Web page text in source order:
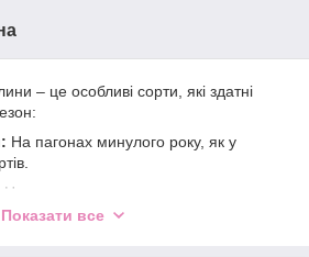
– це особливі сорти, які здатні
На пагонах минулого року, як у
На молодих пагонах поточного
Показати все